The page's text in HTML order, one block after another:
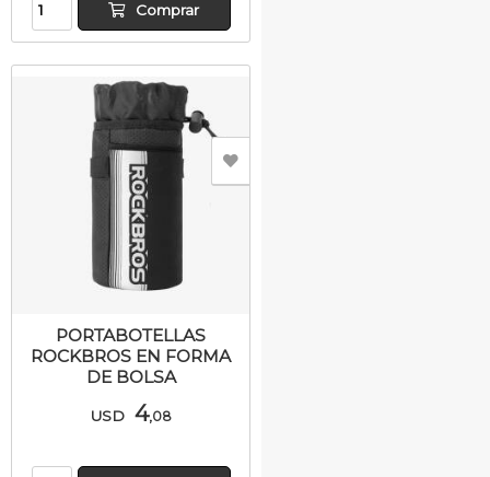
Comprar
PORTABOTELLAS
ROCKBROS EN FORMA
DE BOLSA
USD 4,08